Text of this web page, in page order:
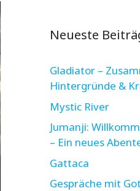
Neueste
Gladiator –
Hintergründe &
Mystic River
Jumanji:
– Ein neues
Gattaca
Gespräche mit